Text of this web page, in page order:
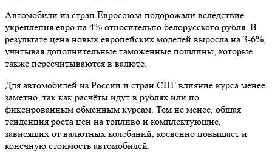
Автомобили из стран Евросоюза подорожали вследствие
укрепления евро на 4% относительно белорусского рубля. В
результате цена новых европейских моделей выросла на 3-6%,
учитывая дополнительные таможенные пошлины, которые
также пересчитываются в валюте.
Для автомобилей из России и стран СНГ влияние курса менее
заметно, так как расчёты идут в рублях или по
фиксированным обменным курсам. Тем не менее, общая
тенденция роста цен на топливо и комплектующие,
зависящих от валютных колебаний, косвенно повышает и
конечную стоимость автомобилей.